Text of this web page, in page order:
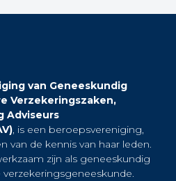
van Geneeskundig
Verzekeringszaken,
Adviseurs
, is een beroepsvereniging,
van de kennis van haar leden.
zijn als geneeskundig